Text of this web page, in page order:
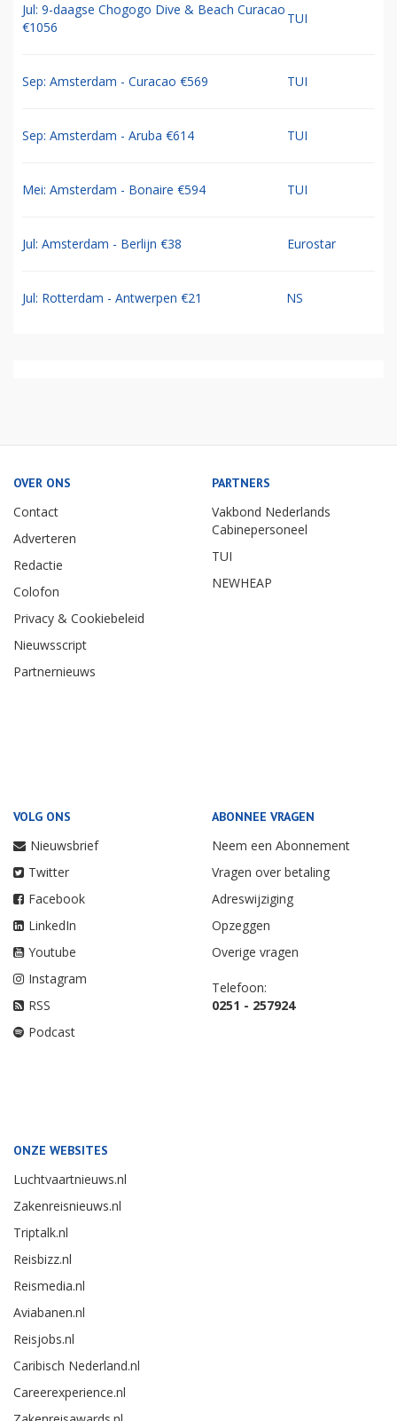
Jul: 9-daagse Chogogo Dive & Beach Curacao
€1056
TUI
Sep: Amsterdam - Curacao €569 TUI
Sep: Amsterdam - Aruba €614 TUI
Mei: Amsterdam - Bonaire €594 TUI
Jul: Amsterdam - Berlijn €38 Eurostar
Jul: Rotterdam - Antwerpen €21 NS
OVER ONS
Contact
Adverteren
Redactie
Colofon
Privacy & Cookiebeleid
Nieuwsscript
Partnernieuws
PARTNERS
Vakbond Nederlands
Cabinepersoneel
TUI
NEWHEAP
VOLG ONS
Nieuwsbrief
Twitter
Facebook
LinkedIn
Youtube
Instagram
RSS
Podcast
ABONNEE VRAGEN
Neem een Abonnement
Vragen over betaling
Adreswijziging
Opzeggen
Overige vragen
Telefoon:
0251 - 257924
ONZE WEBSITES
Luchtvaartnieuws.nl
Zakenreisnieuws.nl
Triptalk.nl
Reisbizz.nl
Reismedia.nl
Aviabanen.nl
Reisjobs.nl
Caribisch Nederland.nl
Careerexperience.nl